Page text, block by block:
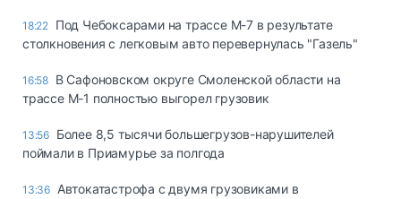
18:22 Под Чебоксарами на трассе М-7 в результате
столкновения с легковым авто перевернулась "Газель"
16:58 В Сафоновском округе Смоленской области на
трассе М-1 полностью выгорел грузовик
13:56 Более 8,5 тысячи большегрузов-нарушителей
поймали в Приамурье за полгода
13:36 Автокатастрофа с двумя грузовиками в